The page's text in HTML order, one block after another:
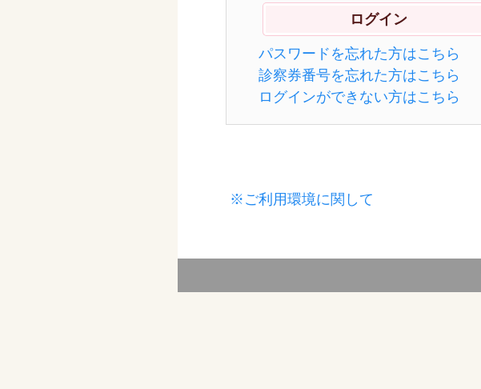
パスワードを忘れた方はこちら
診察券番号を忘れた方はこちら
ログインができない方はこちら
※ご利用環境に関して